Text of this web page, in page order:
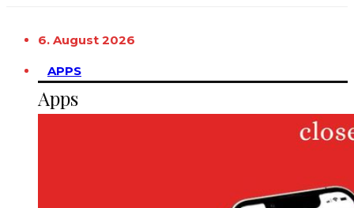
6. August 2026
APPS
Apps